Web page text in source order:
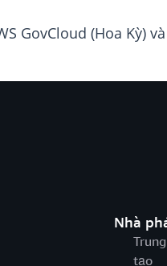
GovCloud (Hoa
Nhà
tạo